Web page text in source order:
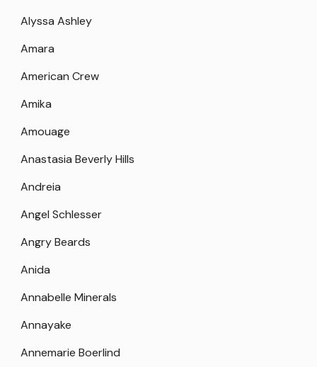
Alyssa Ashley
Amara
American Crew
Amika
Amouage
Anastasia Beverly Hills
Andreia
Angel Schlesser
Angry Beards
Anida
Annabelle Minerals
Annayake
Annemarie Boerlind